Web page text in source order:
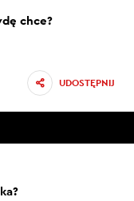
chce?
UDOSTĘPNIJ